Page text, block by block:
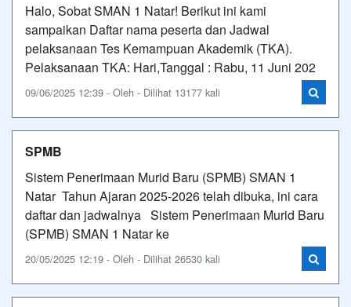
Halo, Sobat SMAN 1 Natar! Berikut ini kami
sampaikan Daftar nama peserta dan Jadwal
pelaksanaan Tes Kemampuan Akademik (TKA).
Pelaksanaan TKA: Hari,Tanggal : Rabu, 11 Juni 202
09/06/2025 12:39 - Oleh - Dilihat 13177 kali
SPMB
Sistem Penerimaan Murid Baru (SPMB) SMAN 1
Natar Tahun Ajaran 2025-2026 telah dibuka, ini cara
daftar dan jadwalnya Sistem Penerimaan Murid Baru
(SPMB) SMAN 1 Natar ke
20/05/2025 12:19 - Oleh - Dilihat 26530 kali